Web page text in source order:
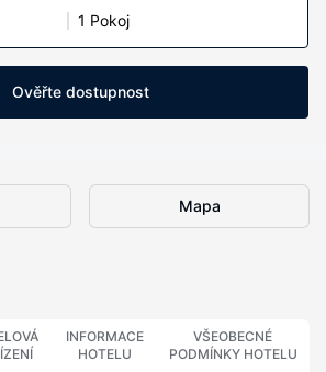
1 Pokoj
Ověřte dostupnost
Mapa
INFORMACE
HOTELU
VŠEOBECNÉ
PODMÍNKY HOTELU